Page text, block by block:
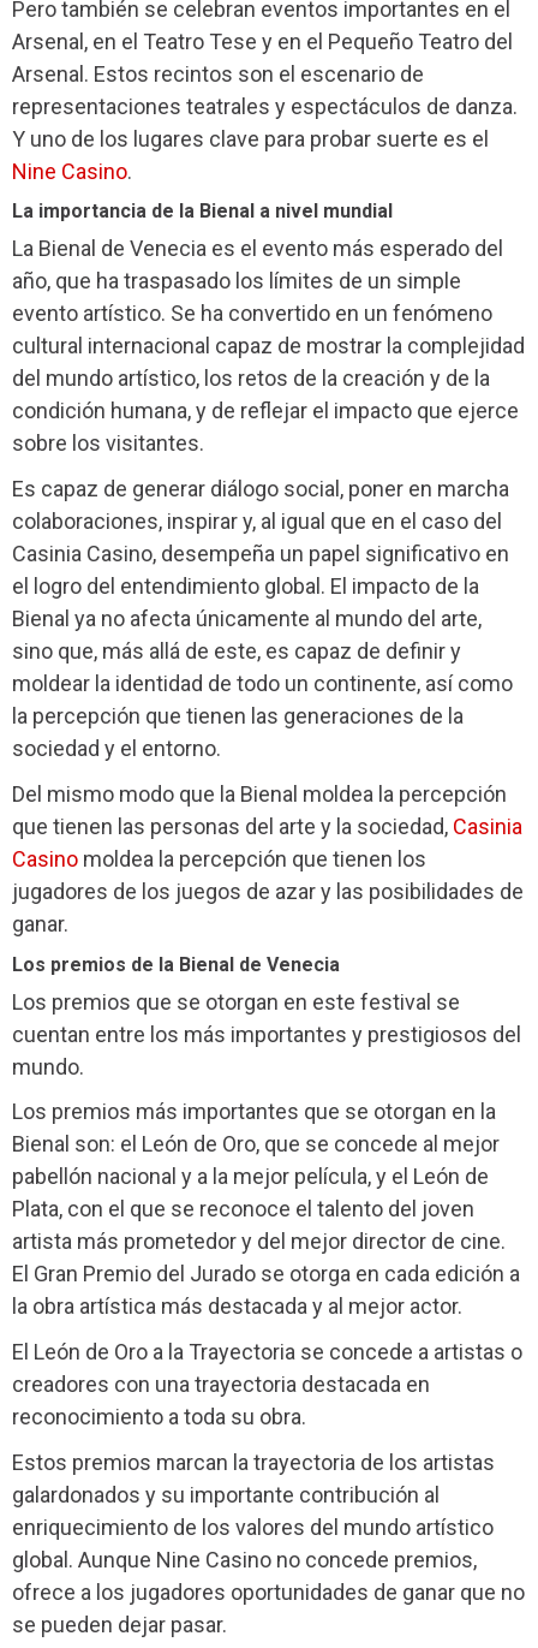
Pero también se celebran eventos importantes en el
Arsenal, en el Teatro Tese y en el Pequeño Teatro del
Arsenal. Estos recintos son el escenario de
representaciones teatrales y espectáculos de danza.
Y uno de los lugares clave para probar suerte es el
Nine Casino.
La importancia de la Bienal a nivel mundial
La Bienal de Venecia es el evento más esperado del
año, que ha traspasado los límites de un simple
evento artístico. Se ha convertido en un fenómeno
cultural internacional capaz de mostrar la complejidad
del mundo artístico, los retos de la creación y de la
condición humana, y de reflejar el impacto que ejerce
sobre los visitantes.
Es capaz de generar diálogo social, poner en marcha
colaboraciones, inspirar y, al igual que en el caso del
Casinia Casino, desempeña un papel significativo en
el logro del entendimiento global. El impacto de la
Bienal ya no afecta únicamente al mundo del arte,
sino que, más allá de este, es capaz de definir y
moldear la identidad de todo un continente, así como
la percepción que tienen las generaciones de la
sociedad y el entorno.
Del mismo modo que la Bienal moldea la percepción
que tienen las personas del arte y la sociedad, Casinia
Casino moldea la percepción que tienen los
jugadores de los juegos de azar y las posibilidades de
ganar.
Los premios de la Bienal de Venecia
Los premios que se otorgan en este festival se
cuentan entre los más importantes y prestigiosos del
mundo.
Los premios más importantes que se otorgan en la
Bienal son: el León de Oro, que se concede al mejor
pabellón nacional y a la mejor película, y el León de
Plata, con el que se reconoce el talento del joven
artista más prometedor y del mejor director de cine.
El Gran Premio del Jurado se otorga en cada edición a
la obra artística más destacada y al mejor actor.
El León de Oro a la Trayectoria se concede a artistas o
creadores con una trayectoria destacada en
reconocimiento a toda su obra.
Estos premios marcan la trayectoria de los artistas
galardonados y su importante contribución al
enriquecimiento de los valores del mundo artístico
global. Aunque Nine Casino no concede premios,
ofrece a los jugadores oportunidades de ganar que no
se pueden dejar pasar.